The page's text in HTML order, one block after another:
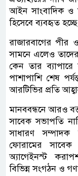
আইন সাংবাদিক ও
হিসেবে ব্যবহৃত
রাজারবাগের পীর
সামনে এলেও তাদের
কেন তার ব্যাপারে
পাশাপাশি শেষ
আরটিভির প্রতি
মানববন্ধনে আরও
সাবেক সভাপতি
সাধারণ
ফোরামের সাবেক
অ্যাগেইনস্ট
বিভিন্ন সংগঠন ও